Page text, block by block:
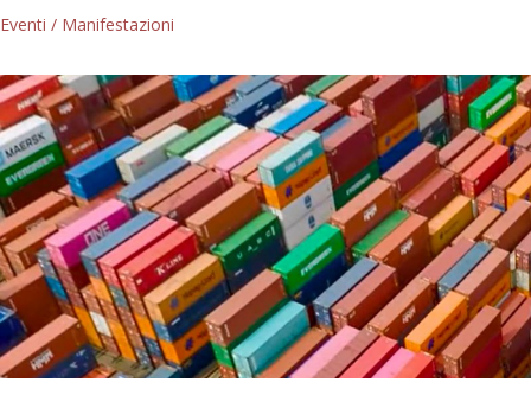
Eventi / Manifestazioni